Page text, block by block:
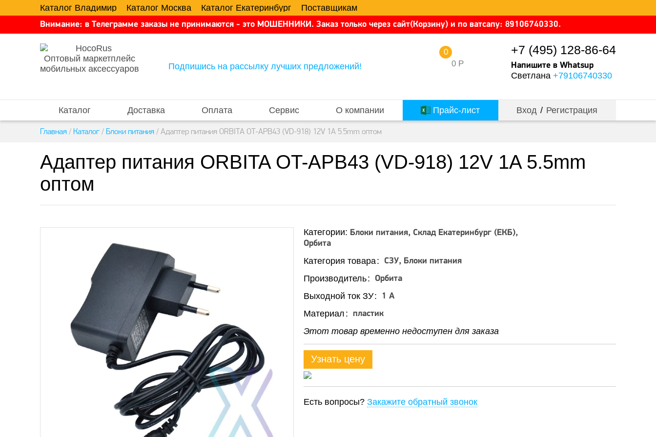
Каталог Владимир Каталог Москва Каталог Екатеринбург Поставщикам
Внимание: в Телеграмме заказы не принимаются - это МОШЕННИКИ. Заказ только через сайт(Корзину) и по ватсапу: 89106740330.
Оптовый маркетплейс
мобильных аксессуаров
Подпишись на рассылку лучших предложений! 0 Р
0 +7 (495) 128-86-64
Напишите в Whatsup
Светлана +79106740330
Каталог Доставка Оплата Сервис О компании Прайс-лист Вход / Регистрация
Главная / Каталог / Блоки питания / Адаптер питания ORBITA OT-APB43 (VD-918) 12V 1A 5.5mm оптом
Адаптер питания ORBITA OT-APB43 (VD-918) 12V 1A 5.5mm
оптом
Категории: Блоки питания Склад Екатеринбург (ЕКБ)
Орбита
Категория товара СЗУ, Блоки питания
Производитель Орбита
Выходной ток ЗУ 1 A
Материал пластик
Этот товар временно недоступен для заказа
Узнать цену
Есть вопросы? Закажите обратный звонок